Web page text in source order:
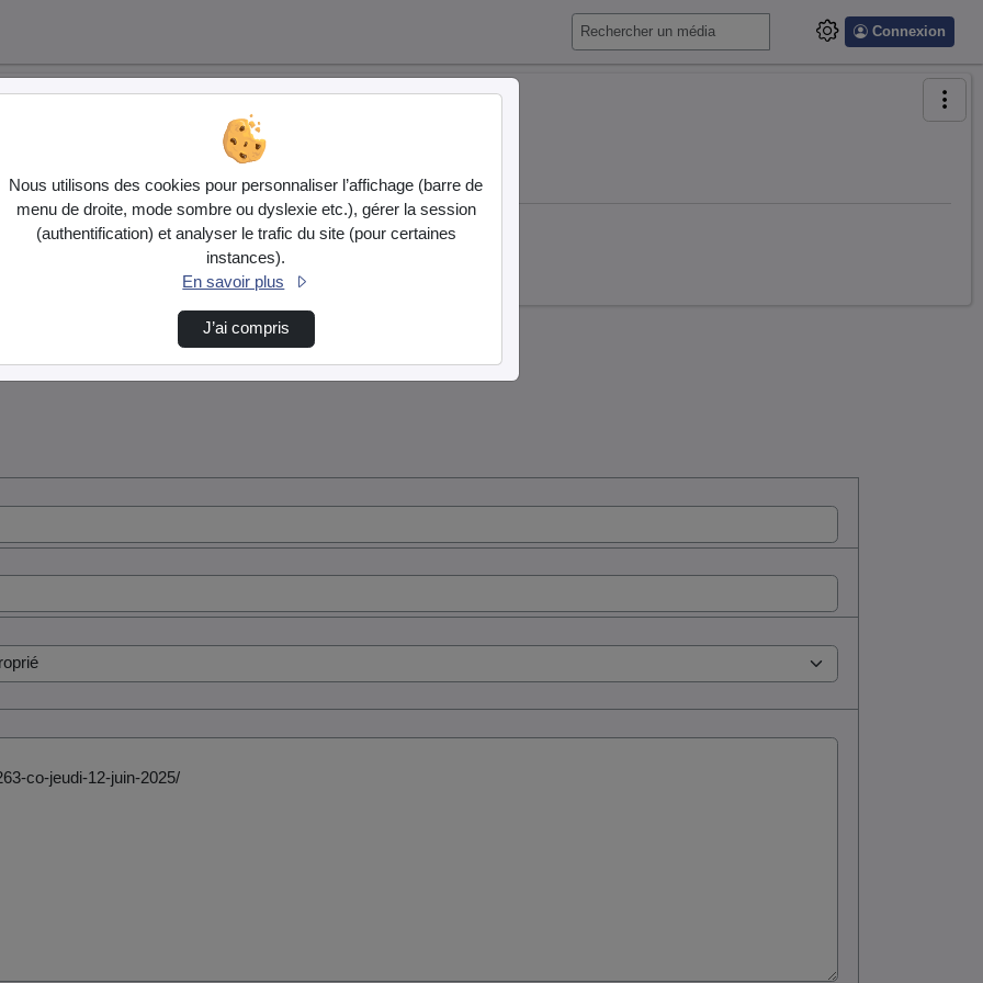
Connexion
Nous utilisons des cookies pour personnaliser l’affichage (barre de
menu de droite, mode sombre ou dyslexie etc.), gérer la session
(authentification) et analyser le trafic du site (pour certaines
instances).
En savoir plus
J’ai compris